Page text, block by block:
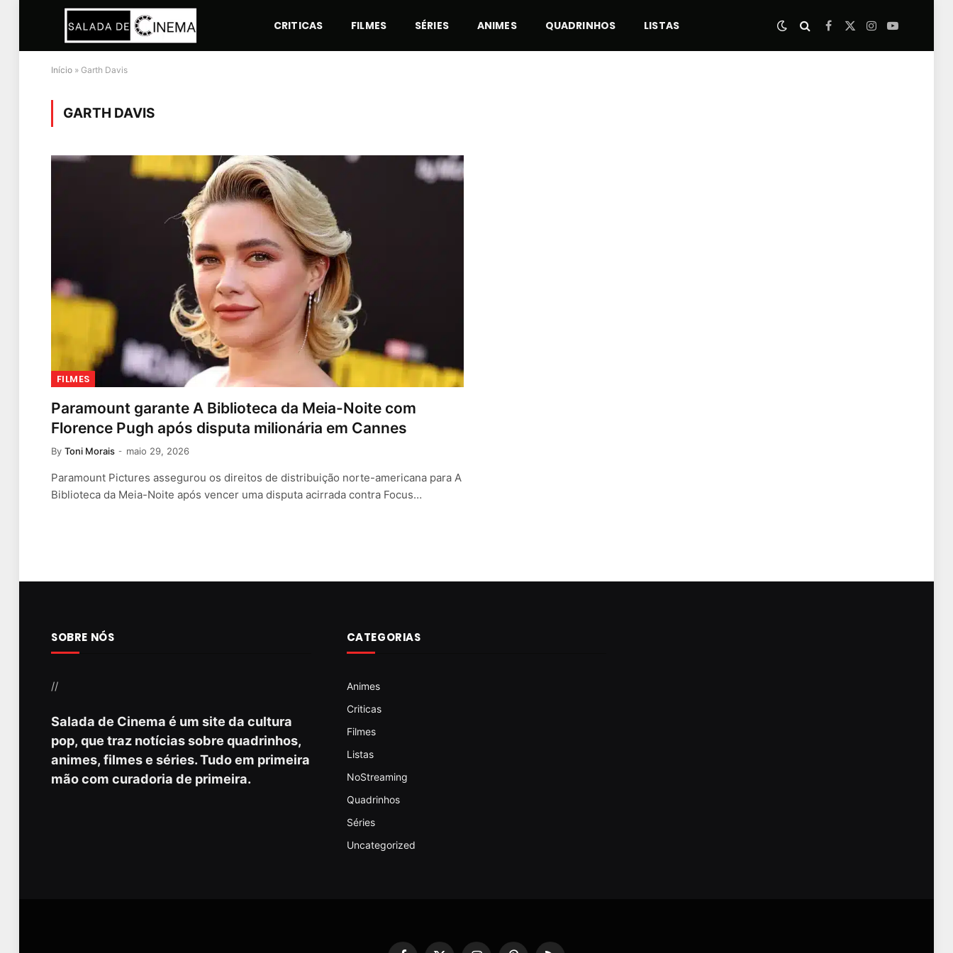
CRITICAS FILMES SÉRIES ANIMES QUADRINHOS LISTAS Facebook
X
Instagram
YouTube
Início » Garth Davis
GARTH DAVIS
FILMES
Paramount garante A Biblioteca da Meia-Noite com
Florence Pugh após disputa milionária em Cannes
By Toni Morais maio 29, 2026
Paramount Pictures assegurou os direitos de distribuição norte-americana para A
Biblioteca da Meia-Noite após vencer uma disputa acirrada contra Focus…
SOBRE NÓS
//
Salada de Cinema é um site da cultura
pop, que traz notícias sobre quadrinhos,
animes, filmes e séries. Tudo em primeira
mão com curadoria de primeira.
CATEGORIAS
Animes
Criticas
Filmes
Listas
NoStreaming
Quadrinhos
Séries
Uncategorized